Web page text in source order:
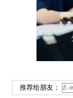
推荐给朋友：